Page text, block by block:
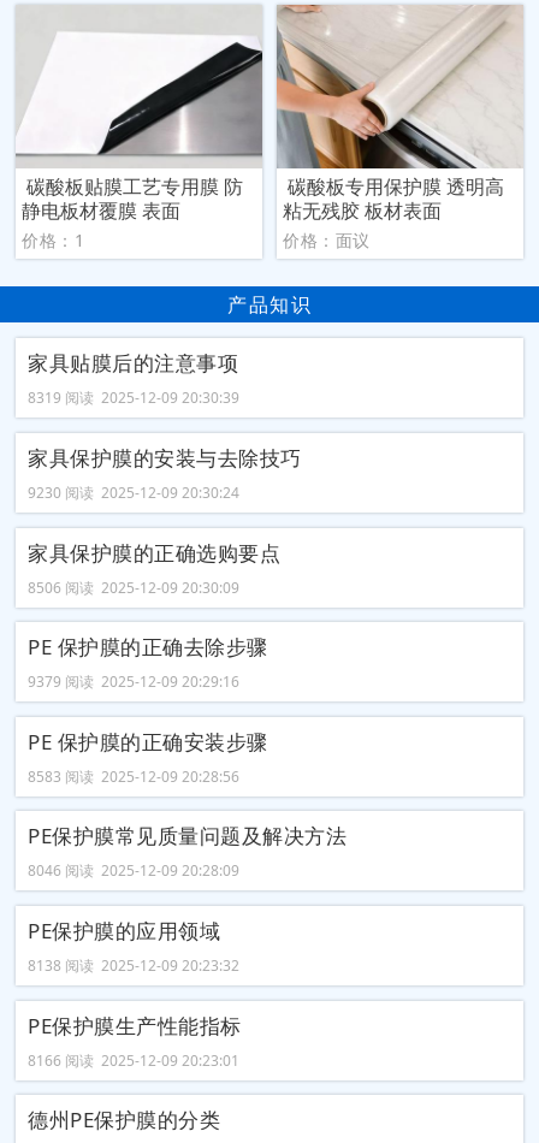
碳酸板贴膜工艺专用膜 防
静电板材覆膜 表面
价格：1
碳酸板专用保护膜 透明高
粘无残胶 板材表面
价格：面议
产品知识
家具贴膜后的注意事项
8319 阅读 2025-12-09 20:30:39
家具保护膜的安装与去除技巧
9230 阅读 2025-12-09 20:30:24
家具保护膜的正确选购要点
8506 阅读 2025-12-09 20:30:09
PE 保护膜的正确去除步骤
9379 阅读 2025-12-09 20:29:16
PE 保护膜的正确安装步骤
8583 阅读 2025-12-09 20:28:56
PE保护膜常见质量问题及解决方法
8046 阅读 2025-12-09 20:28:09
PE保护膜的应用领域
8138 阅读 2025-12-09 20:23:32
PE保护膜生产性能指标
8166 阅读 2025-12-09 20:23:01
德州PE保护膜的分类